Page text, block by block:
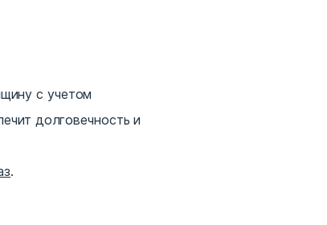
с учетом
долговечность и
.